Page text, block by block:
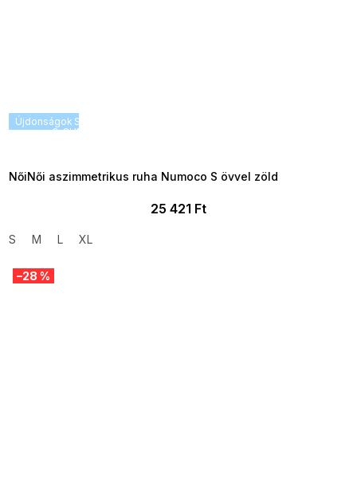
Újdonságok SUMMER SALE -35% ?
G_SUMMER35:35:HUF:P:f!2026-
NőiNői aszimmetrikus ruha Numoco S övvel zöld
25 421 Ft
S M L XL
–28 %